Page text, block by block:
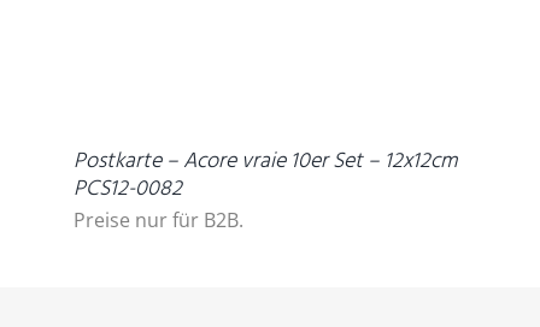
Postkarte – Acore vraie 10er Set – 12x12cm
PCS12-0082
Preise nur für B2B.